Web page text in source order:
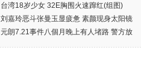
台湾18岁少女 32E胸围火速蹿红(组图)
刘嘉玲恶斗张曼玉显疲惫 素颜现身太阳镜
元朗7.21事件八個月晚上有人堵路 警方放